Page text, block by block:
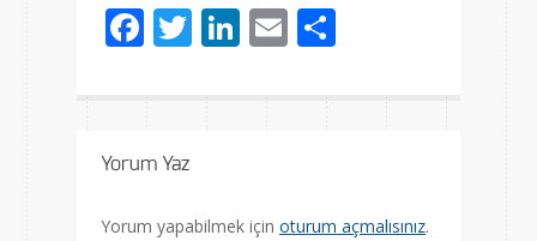
Facebook
Twitter
LinkedIn
Email
Yorum Yaz
Yorum yapabilmek için oturum açmalısınız.